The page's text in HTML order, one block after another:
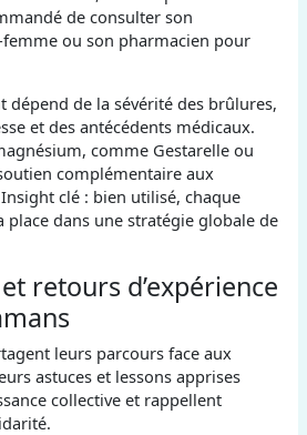
de consulter son
femme ou son pharmacien pour
dépend de la sévérité des brûlures,
et des antécédents médicaux.
comme Gestarelle ou
complémentaire aux
clé : bien utilisé, chaque
place dans une stratégie globale de
retours d’expérience
leurs parcours face aux
astuces et lessons apprises
collective et rappellent